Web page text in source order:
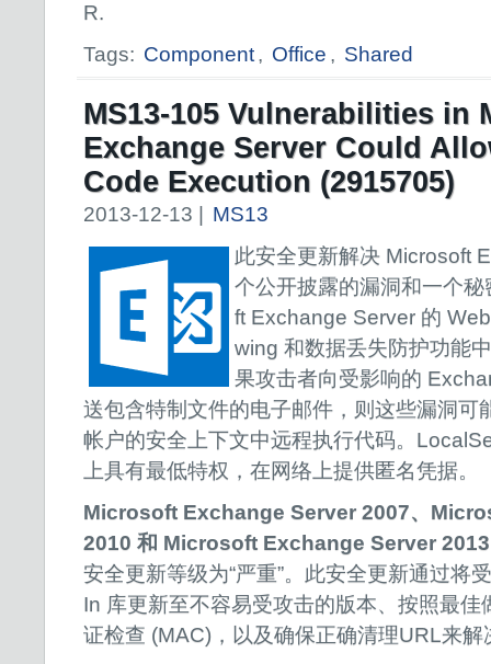
R.
Tags: Component, Office , Shared
MS13-105 Vulnerabilities in
Exchange Server Could
Code Execution (2915705)
2013-12-13 |
MS13
此安全更新解决 Microsoft
个公开披露的漏洞和一个
ft Exchange Server 的
wing 和数据丢失防护功能
果攻击者向受影响的
送包含特制文件的电子邮件，则这些漏洞可
帐户的安全上下文中远程执行代码。
上具有最低特权，在网络上提供匿名凭据。
Microsoft Exchange Server 2007、
2010 和 Microsoft Exchange Server
安全更新等级为“严重”。此安全更新通过将
In 库更新至不容易受攻击的版本、按照最佳
证检查 (MAC)，以及确保正确清理URL来解